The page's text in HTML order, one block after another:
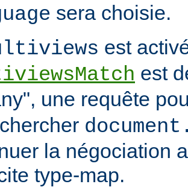
sera choisie.
est
est
une requête
la négociation
type-map.